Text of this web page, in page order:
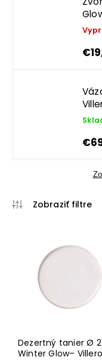
Dezertný tanier Ø
Winter Glow–